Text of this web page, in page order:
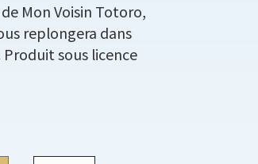
Mon Voisin Totoro,
replongera dans
sous licence